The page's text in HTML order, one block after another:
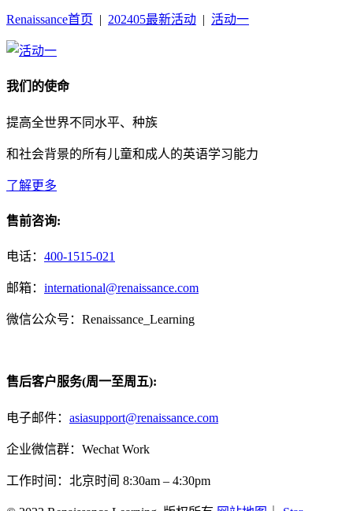
Renaissance首页 | 202405最新活动 | 活动一
我们的使命
提高全世界不同水平、种族
和社会背景的所有儿童和成人的英语学习能力
了解更多
售前咨询:
电话： 400-1515-021
邮箱： international@renaissance.com
微信公众号：Renaissance_Learning
售后客户服务(周一至周五):
电子邮件： asiasupport@renaissance.com
企业微信群：Wechat Work
工作时间：北京时间 8:30am – 4:30pm